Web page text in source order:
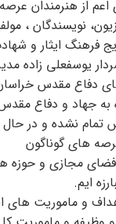
از هنرمندان
نویسندگان ،
فرهنگ ایثار و
یوسفعلی زاده
دفاع مقدس
به جهاد و دفاع
تمام نشده و در
های گوناگون
مجازی و حوزه
ایم.
و ماموریت های